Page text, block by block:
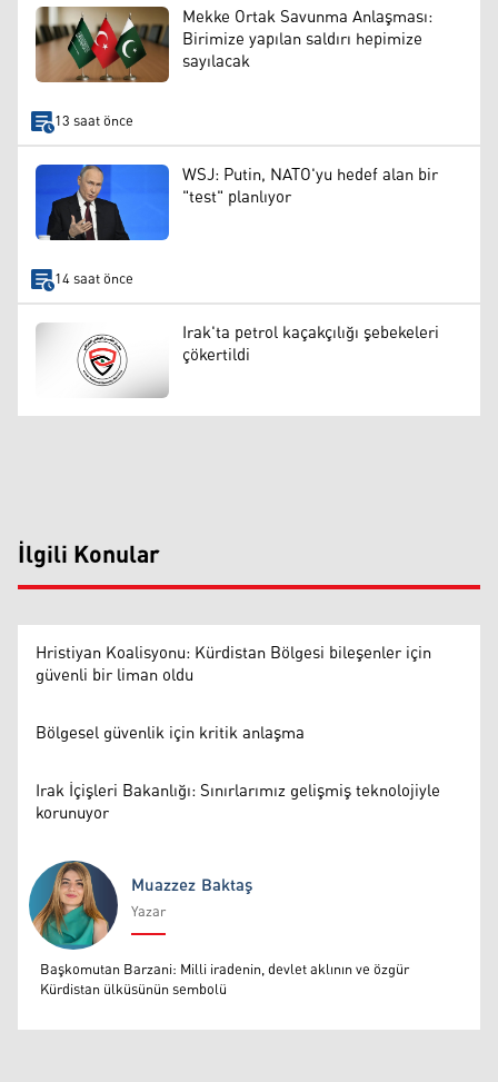
Mekke Ortak Savunma Anlaşması:
Birimize yapılan saldırı hepimize
sayılacak
13 saat önce
WSJ: Putin, NATO'yu hedef alan bir
"test" planlıyor
14 saat önce
Irak'ta petrol kaçakçılığı şebekeleri
çökertildi
İlgili Konular
Hristiyan Koalisyonu: Kürdistan Bölgesi bileşenler için
güvenli bir liman oldu
Bölgesel güvenlik için kritik anlaşma
Irak İçişleri Bakanlığı: Sınırlarımız gelişmiş teknolojiyle
korunuyor
Muazzez Baktaş
Muazzez Baktaş
Yazar
Başkomutan Barzani: Milli iradenin, devlet aklının ve özgür
Kürdistan ülküsünün sembolü